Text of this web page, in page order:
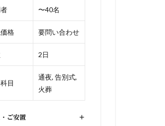
〜40名
格 要問い合わせ
2日
目
通夜, 告別式,
火葬
ご安置 +